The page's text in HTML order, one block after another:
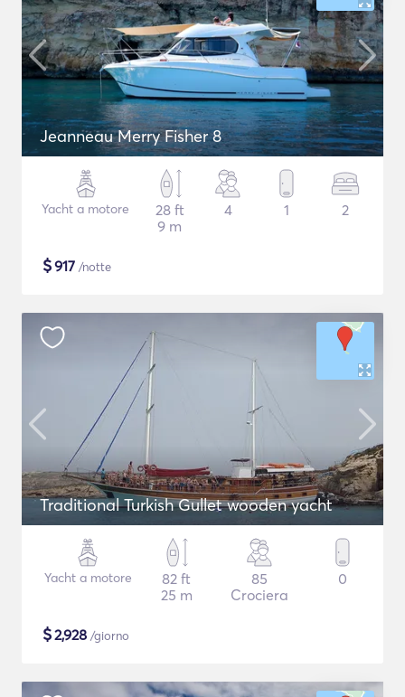
Jeanneau Merry Fisher 8
Yacht a motore
28 ft
9 m
4 1 2
$917 /notte
Traditional Turkish Gullet wooden yacht
Yacht a motore
82 ft
25 m
85
Crociera
0
$2,928 /giorno